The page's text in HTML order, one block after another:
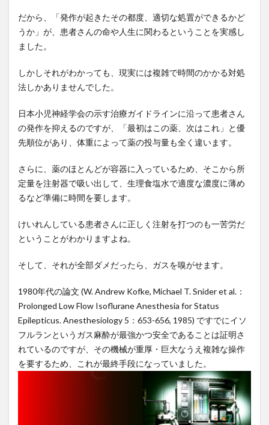
に、
医学
らの
を受
けな
も研
究を
続け
5
実用
化に
た今
後の
6
信念
を貫
けば
応援
して
くれ
る人
だから、「発作が起きたその都度、適切な処置ができるかど
うか」が、患者さんの命や人生に関わるということを実感し
ました。
しかしそれがわかっても、現実には複雑で時間のかかる対処
法しかありませんでした。
日本小児神経学会の示す治療ガイドラインに沿って患者さん
の発作を抑えるのですが、「最初はこの薬、次はこれ」と優
先順位があり、体重によって薬の投与量も全く違います。
さらに、薬のほとんどが容器に入っているため、そこから所
定量を注射器で吸い出して、生理食塩水で適度な濃度に薄め
るなど準備に時間を要します。
けいれんしている患者さんに正しく注射を打つのも一苦労だ
ということがわかりますよね。
そして、それが全部ダメだったら、ガスを嗅がせます。
1980年代の論文 (W. Andrew Kofke, Michael T. Snider et al.：
Prolonged Low Flow Isoflurane Anesthesia for Status
Epilepticus. Anesthesiology 5：653-656, 1985) ですでにイソ
フルランというガス麻酔が最強かつ安全であることは証明さ
れているのですが、その機械が重厚・巨大なうえ複雑な操作
を要するため、これが最終手段になっていました。